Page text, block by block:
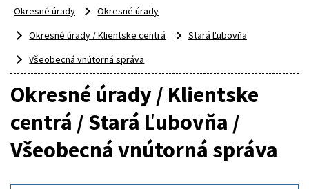
Okresné úrady
Okresné úrady
Okresné úrady / Klientske centrá
Stará Ľubovňa
Všeobecná vnútorná správa
Okresné úrady / Klientske
centrá / Stará Ľubovňa /
Všeobecná vnútorná správa